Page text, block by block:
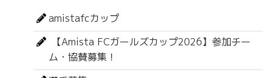
amistafcカップ
【Amista FCガールズカップ2026】参加チー
ム・協賛募集！